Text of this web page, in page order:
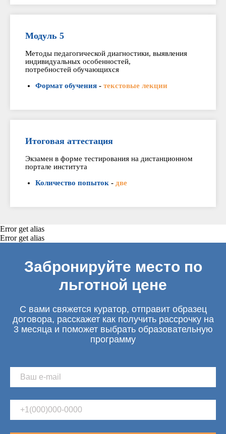
Модуль 5
Методы педагогической диагностики, выявления
индивидуальных особенностей,
потребностей обучающихся
Формат обучения - текстовые лекции
Итоговая аттестация
Экзамен в форме тестирования на дистанционном
портале института
Количество попыток - две
Error get alias
Error get alias
Забронируйте место по
льготной цене
С вами свяжется куратор, отправит образец
договора, расскажет как получить рассрочку на
3 месяца и поможет выбрать образовательную
программу